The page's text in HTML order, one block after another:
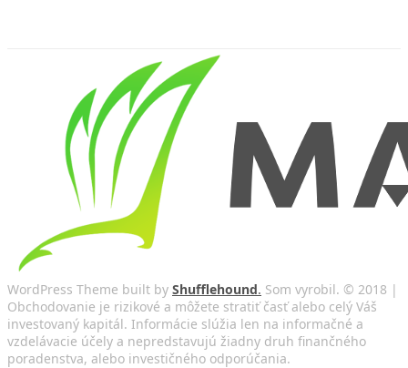
WordPress Theme built by Shufflehound. Som vyrobil. © 2018 |
Obchodovanie je rizikové a môžete stratiť časť alebo celý Váš
investovaný kapitál. Informácie slúžia len na informačné a
vzdelávacie účely a nepredstavujú žiadny druh finančného
poradenstva, alebo investičného odporúčania.